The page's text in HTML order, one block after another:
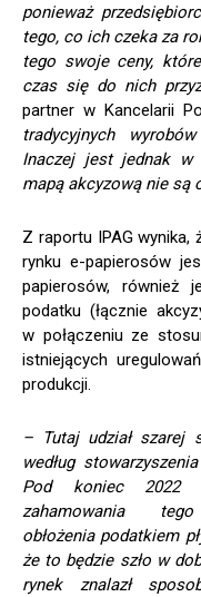
ponieważ
tego, co ich czeka za
tego swoje ceny,
czas się do nich
partner w Kancelarii
tradycyjnych
Inaczej jest jednak w
mapą akcyzową nie są
Z raportu IPAG
rynku e-papierosów
papierosów, również
podatku (łącznie
w połączeniu ze
istniejących
produkcji.
– Tutaj udział szarej
według
Pod koniec 2022
zahamowania
obłożenia podatkiem
że to będzie szło w
rynek znalazł